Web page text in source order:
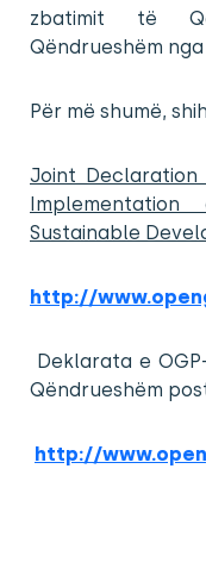
zbatimit të
Qëndrueshëm
Për më shumë,
Joint
Sustainable
http://
Deklarata e
Qëndrueshëm
http://